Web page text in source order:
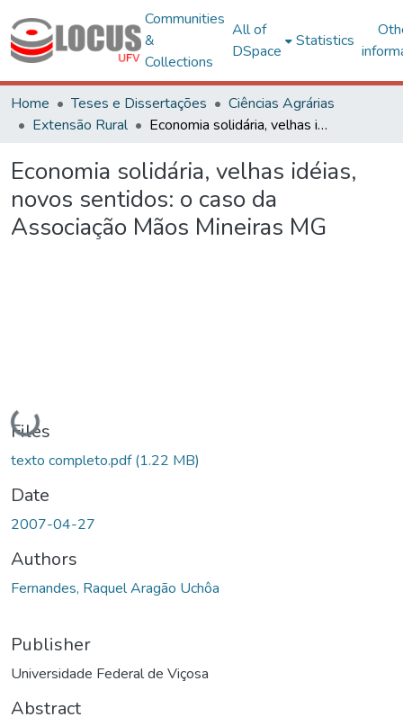
Communities
&
Collections
All of
DSpace
Statistics
Home Teses e Dissertações
Ciências Agrárias
Extensão Rural
Economia solidária, velhas idéias, novos sentidos: o caso da Associação Mãos Mineiras MG
Economia solidária, velhas idéias,
novos sentidos: o caso da
Associação Mãos Mineiras MG
Loading...
Files
texto completo.pdf(1.22 MB)
Date
2007-04-27
Authors
Fernandes, Raquel Aragão Uchôa
Publisher
Universidade Federal de Viçosa
Abstract